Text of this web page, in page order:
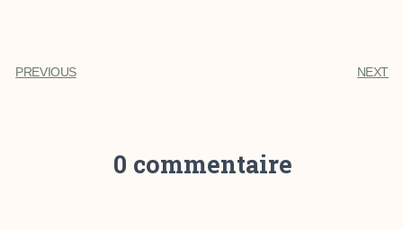
PREVIOUS NEXT
0 commentaire